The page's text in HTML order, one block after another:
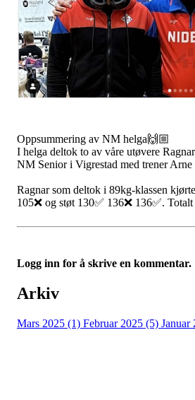
Oppsummering av NM helga🙌🏼
I helga deltok to av våre utøvere
NM Senior i Vigrestad med trener Arne
Ragnar som deltok i 89kg-klassen
105❌ og støt 130✅ 136❌ 136✅.
Logg inn for å skrive en kommentar.
Arkiv
Mars 2025 (1) Februar 2025 (5) Januar